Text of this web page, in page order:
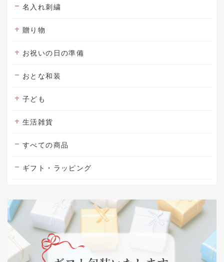
名入れ刺繍
贈り物
お祝いの日の準備
おとな和装
子ども
生活雑貨
すべての商品
ギフト・ラッピング